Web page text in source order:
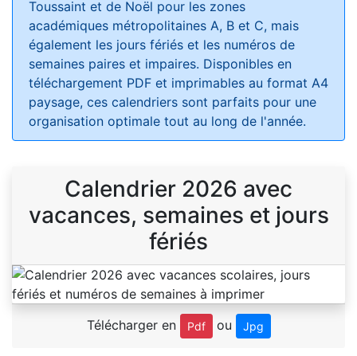
Toussaint et de Noël pour les zones
académiques métropolitaines A, B et C, mais
également les jours fériés et les numéros de
semaines paires et impaires. Disponibles en
téléchargement PDF et imprimables au format A4
paysage, ces calendriers sont parfaits pour une
organisation optimale tout au long de l'année.
Calendrier 2026 avec
vacances, semaines et jours
fériés
Télécharger en Pdf ou Jpg